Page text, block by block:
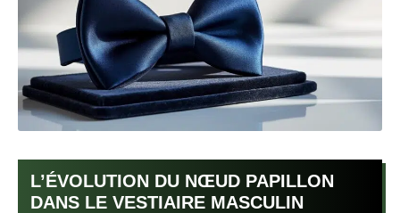
L’ÉVOLUTION DU NŒUD PAPILLON
DANS LE VESTIAIRE MASCULIN